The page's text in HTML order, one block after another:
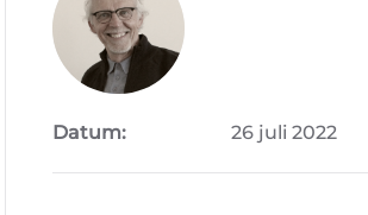
Datum: 26 juli 2022